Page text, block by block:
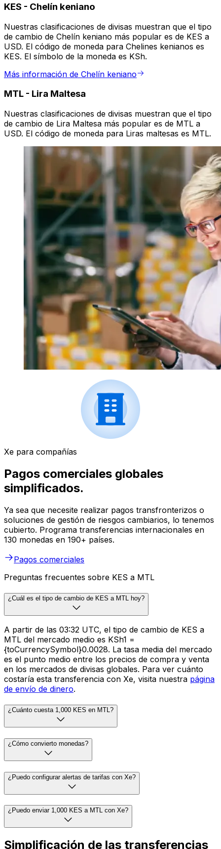
KES - Chelín keniano
Nuestras clasificaciones de divisas muestran que el tipo
de cambio de Chelín keniano más popular es de KES a
USD. El código de moneda para Chelines kenianos es
KES. El símbolo de la moneda es KSh.
Más información de Chelín keniano
MTL - Lira Maltesa
Nuestras clasificaciones de divisas muestran que el tipo
de cambio de Lira Maltesa más popular es de MTL a
USD. El código de moneda para Liras maltesas es MTL.
Xe para compañías
Pagos comerciales globales
simplificados.
Ya sea que necesite realizar pagos transfronterizos o
soluciones de gestión de riesgos cambiarios, lo tenemos
cubierto. Programa transferencias internacionales en
130 monedas en 190+ países.
Pagos comerciales
Preguntas frecuentes sobre KES a MTL
¿Cuál es el tipo de cambio de KES a MTL hoy?
A partir de las 03:32 UTC, el tipo de cambio de KES a
MTL del mercado medio es KSh1 =
{toCurrencySymbol}0.0028. La tasa media del mercado
es el punto medio entre los precios de compra y venta
en los mercados de divisas globales. Para ver cuánto
costaría esta transferencia con Xe, visita nuestra página
de envío de dinero.
¿Cuánto cuesta 1,000 KES en MTL?
¿Cómo convierto monedas?
¿Puedo configurar alertas de tarifas con Xe?
¿Puedo enviar 1,000 KES a MTL con Xe?
Simplificación de las transferencias